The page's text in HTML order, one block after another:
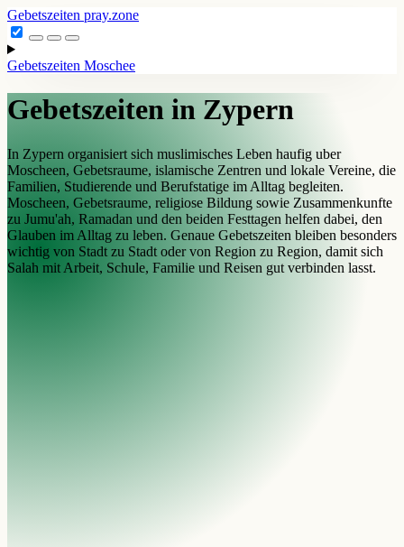
Gebetszeiten pray.zone
Gebetszeiten Moschee
Gebetszeiten in Zypern
In Zypern organisiert sich muslimisches Leben haufig uber
Moscheen, Gebetsraume, islamische Zentren und lokale Vereine, die
Familien, Studierende und Berufstatige im Alltag begleiten.
Moscheen, Gebetsraume, religiose Bildung sowie Zusammenkunfte
zu Jumu'ah, Ramadan und den beiden Festtagen helfen dabei, den
Glauben im Alltag zu leben. Genaue Gebetszeiten bleiben besonders
wichtig von Stadt zu Stadt oder von Region zu Region, damit sich
Salah mit Arbeit, Schule, Familie und Reisen gut verbinden lasst.